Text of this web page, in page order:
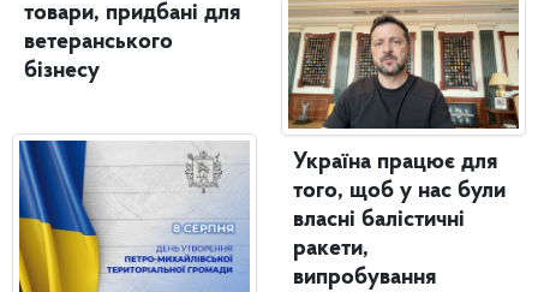
товари, придбані для
ветеранського
бізнесу
Україна працює для
того, щоб у нас були
власні балістичні
ракети,
випробування